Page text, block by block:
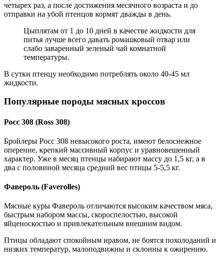
четырех раз, а после достижения месячного возраста и до
отправки на убой птенцов кормят дважды в день.
Цыплятам от 1 до 10 дней в качестве жидкости для
питья лучше всего давать ромашковый отвар или
слабо заваренный зеленый чай комнатной
температуры.
В сутки птенцу необходимо потреблять около 40-45 мл
жидкости.
Популярные породы мясных кроссов
Росс 308 (Ross 308)
Бройлеры Росс 308 невысокого роста, имеют белоснежное
оперение, крепкий массивный корпус и уравновешенный
характер. Уже в месяц птенцы набирают массу до 1,5 кг, а в
два с половиной месяца средний вес птицы 5-5,5 кг.
Фавероль (Faverolles)
Мясные куры Фавероль отличаются высоким качеством мяса,
быстрым набором массы, скороспелостью, высокой
яйценоскостью и привлекательным внешним видом.
Птицы обладают спокойным нравом, не боятся похолоданий и
низких температур, малоподвижны и склонны к ожирению.